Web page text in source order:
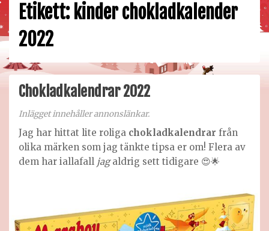
Etikett: kinder chokladkalender
2022
Chokladkalendrar 2022
Inlägget innehåller annonslänkar.
Jag har hittat lite roliga chokladkalendrar från
olika märken som jag tänkte tipsa er om! Flera av
dem har iallafall jagaldrig sett tidigare 😍🌟